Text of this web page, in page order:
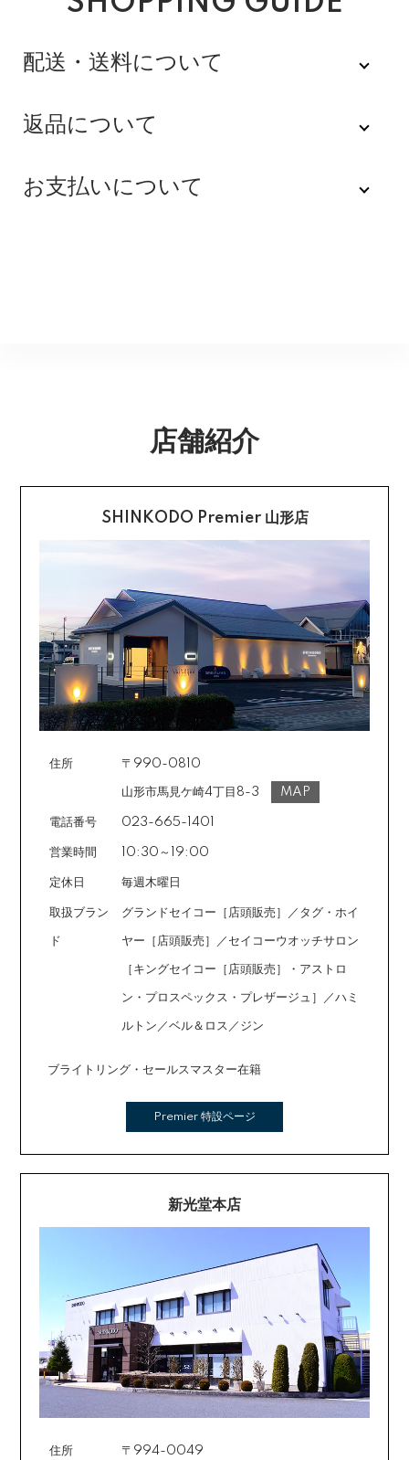
配送・送料について
佐川急便
全品送料無料にてお届けいたします。
※配達時間を指定できない地域（郡部以下は時間指定不
配送・送料の詳細はこちら
返品について
不良品
不良品に該当する場合は当方で負担いたします。返送希
知らせいたしますので、その後着払いでお送りくださ
返品の詳細はこちら
お支払いについて
カード不要の分割払い 【無金利で最大
60回分割】
《ショッピングクレジット》
ご注文受付メールにあわせて、お手続き用のURLをEメ
ールまたはショートメールにてお送りいたします。必要
事項をご入力の上、お手続きをお願いいたします。分割
回数は基本的に10～60回の中からお選びいただきま
場合によっては2～6回も可能ですのでご希望のお客様は
ご注文時に備考欄でお知らせください。※ショッピングク
店舗紹介
SHINKODO Premier 山形店
住所 〒990-0810
山形市馬見ケ崎4丁目8-3 MAP
電話番号 023-665-1401
営業時間 10:30～19:00
定休日 毎週木曜日
取扱ブラン
ド
グランドセイコー［店頭販売］／タグ・ホイ
ヤー［店頭販売］／セイコーウオッチサロン
［キングセイコー［店頭販売］・アストロ
ン・プロスペックス・プレザージュ］／ハミ
ルトン／ベル＆ロス／ジン
ブライトリング・セールスマスター在籍
Premier 特設ページ
新光堂本店
住所 〒994-0049